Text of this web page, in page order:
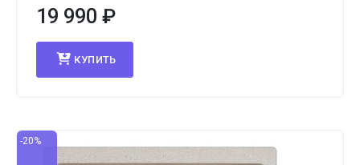
19 990 ₽
КУПИТЬ
-20%